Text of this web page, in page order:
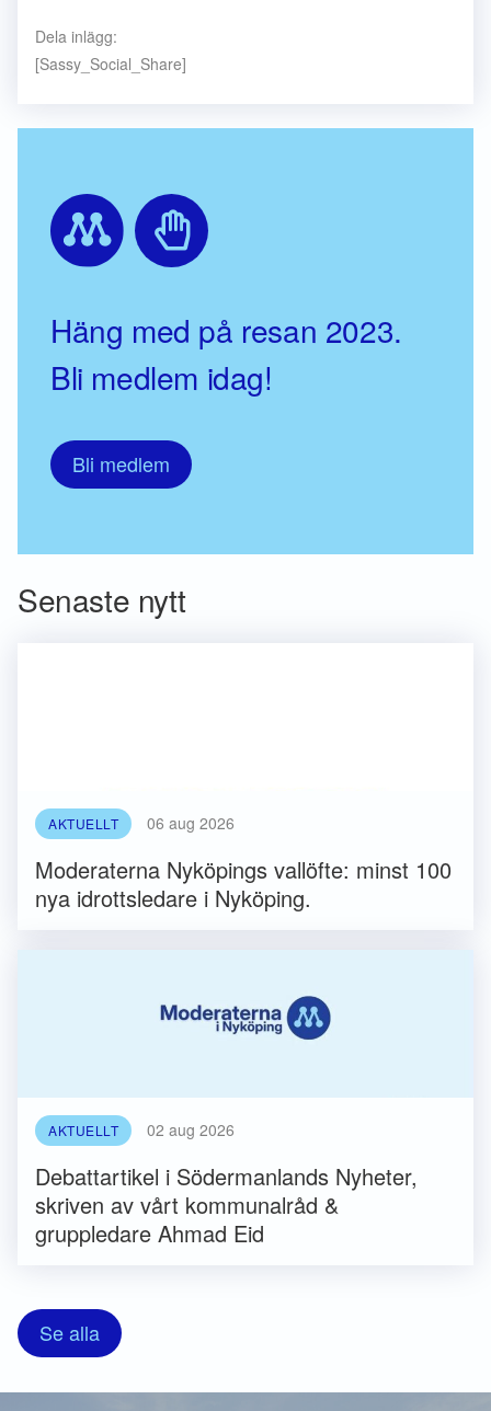
Dela inlägg:
[Sassy_Social_Share]
Häng med på resan 2023.
Bli medlem idag!
Bli medlem
Senaste nytt
AKTUELLT 06 aug 2026
Moderaterna Nyköpings vallöfte: minst 100
nya idrottsledare i Nyköping.
AKTUELLT 02 aug 2026
Debattartikel i Södermanlands Nyheter,
skriven av vårt kommunalråd &
gruppledare Ahmad Eid
Se alla